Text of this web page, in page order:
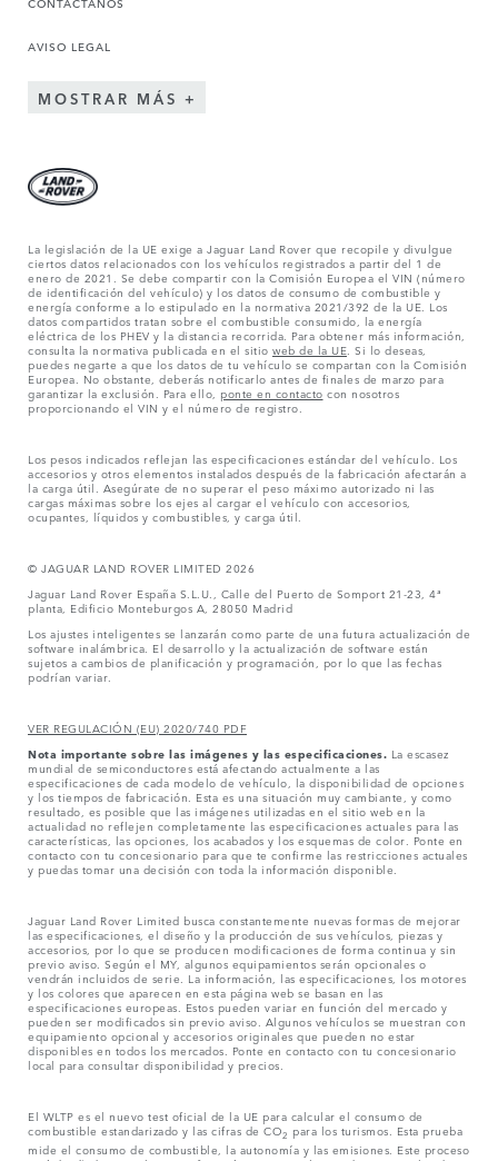
AVISO LEGAL
MOSTRAR MÁS
La legislación de la UE exige a Jaguar Land Rover que recopile y divulgue
ciertos datos relacionados con los vehículos registrados a partir del 1 de
enero de 2021. Se debe compartir con la Comisión Europea el VIN (número
de identificación del vehículo) y los datos de consumo de combustible y
energía conforme a lo estipulado en la normativa 2021/392 de la UE. Los
datos compartidos tratan sobre el combustible consumido, la energía
eléctrica de los PHEV y la distancia recorrida. Para obtener más información,
consulta la normativa publicada en el sitio web de la UE . Si lo deseas,
puedes negarte a que los datos de tu vehículo se compartan con la Comisión
Europea. No obstante, deberás notificarlo antes de finales de marzo para
garantizar la exclusión. Para ello, ponte en contacto con nosotros
proporcionando el VIN y el número de registro.
Los pesos indicados reflejan las especificaciones estándar del vehículo. Los
accesorios y otros elementos instalados después de la fabricación afectarán a
la carga útil. Asegúrate de no superar el peso máximo autorizado ni las
cargas máximas sobre los ejes al cargar el vehículo con accesorios,
ocupantes, líquidos y combustibles, y carga útil.
© JAGUAR LAND ROVER LIMITED 2026
Jaguar Land Rover España S.L.U., Calle del Puerto de Somport 21-23, 4ª
planta, Edificio Monteburgos A, 28050 Madrid
Los ajustes inteligentes se lanzarán como parte de una futura actualización de
software inalámbrica. El desarrollo y la actualización de software están
sujetos a cambios de planificación y programación, por lo que las fechas
podrían variar.
VER REGULACIÓN (EU) 2020/740 PDF
Nota importante sobre las imágenes y las especificaciones. La escasez
mundial de semiconductores está afectando actualmente a las
especificaciones de cada modelo de vehículo, la disponibilidad de opciones
y los tiempos de fabricación. Esta es una situación muy cambiante, y como
resultado, es posible que las imágenes utilizadas en el sitio web en la
actualidad no reflejen completamente las especificaciones actuales para las
características, las opciones, los acabados y los esquemas de color. Ponte en
contacto con tu concesionario para que te confirme las restricciones actuales
y puedas tomar una decisión con toda la información disponible.
Jaguar Land Rover Limited busca constantemente nuevas formas de mejorar
las especificaciones, el diseño y la producción de sus vehículos, piezas y
accesorios, por lo que se producen modificaciones de forma continua y sin
previo aviso. Según el MY, algunos equipamientos serán opcionales o
vendrán incluidos de serie. La información, las especificaciones, los motores
y los colores que aparecen en esta página web se basan en las
especificaciones europeas. Estos pueden variar en función del mercado y
pueden ser modificados sin previo aviso. Algunos vehículos se muestran con
equipamiento opcional y accesorios originales que pueden no estar
disponibles en todos los mercados. Ponte en contacto con tu concesionario
local para consultar disponibilidad y precios.
El WLTP es el nuevo test oficial de la UE para calcular el consumo de
combustible estandarizado y las cifras de CO2 para los turismos. Esta prueba
mide el consumo de combustible, la autonomía y las emisiones. Este proceso